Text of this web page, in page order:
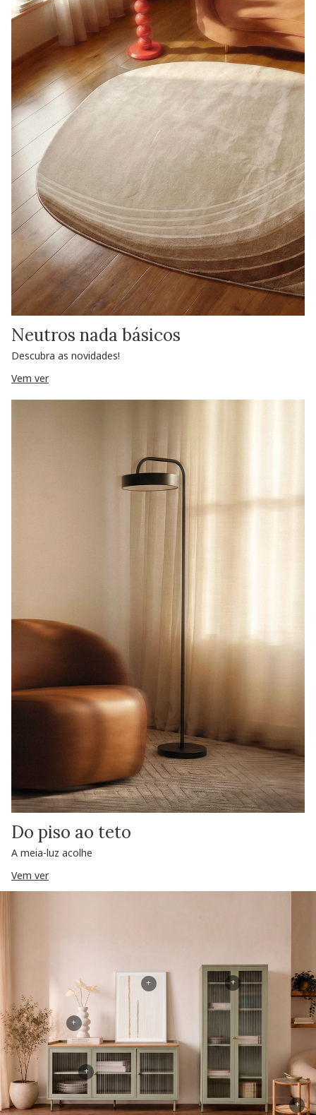
Neutros nada básicos
Descubra as novidades!
Vem ver
Do piso ao teto
A meia-luz acolhe
Vem ver
+
+
+
+
+